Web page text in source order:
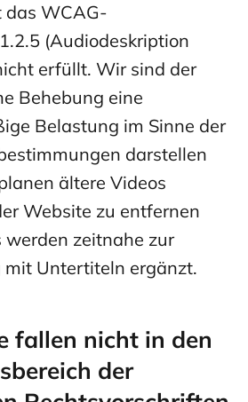
das WCAG-
(Audiodeskription
erfüllt. Wir sind der
Behebung eine
Belastung im Sinne der
darstellen
ältere Videos
Website zu entfernen
werden zeitnahe zur
Untertiteln ergänzt.
fallen nicht in den
der